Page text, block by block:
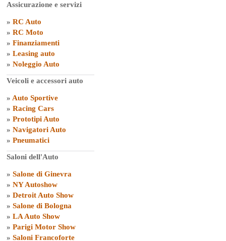
Assicurazione e servizi
» RC Auto
» RC Moto
» Finanziamenti
» Leasing auto
» Noleggio Auto
Veicoli e accessori auto
» Auto Sportive
» Racing Cars
» Prototipi Auto
» Navigatori Auto
» Pneumatici
Saloni dell'Auto
» Salone di Ginevra
» NY Autoshow
» Detroit Auto Show
» Salone di Bologna
» LA Auto Show
» Parigi Motor Show
» Saloni Francoforte